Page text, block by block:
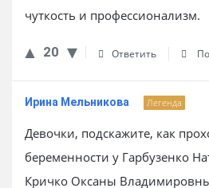
чуткость и профессионализм.
20 Ответить
Ирина Мельникова Легенда
Девочки, подскажите, как
беременности у Гарбузенко
Кричко Оксаны